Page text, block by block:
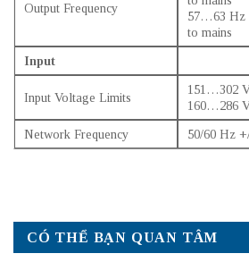
Output Frequency
57…63 Hz
to mains
Input
Input Voltage Limits
151…302
160…286
Network Frequency
50/60 Hz
CÓ THỂ BẠN QUAN TÂM